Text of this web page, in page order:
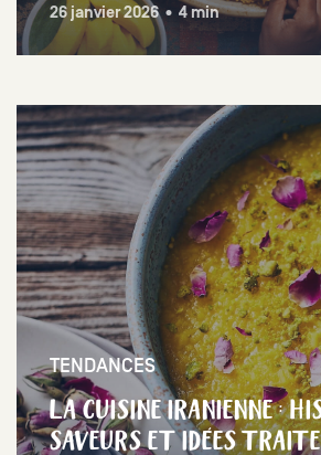
26 janvier 2026 • 4 min
TENDANCES
LA CUISINE IRANIENNE :
SAVEURS ET IDÉES